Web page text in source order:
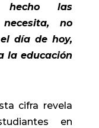
las
no
día de hoy,
la educación
cifra revela
en